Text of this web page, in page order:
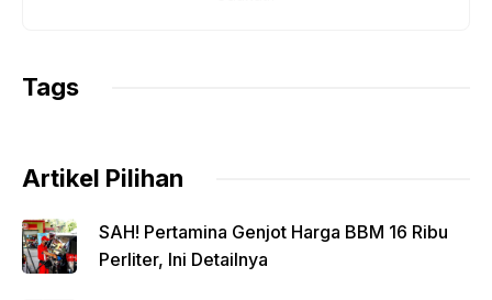
Tags
Artikel Pilihan
SAH! Pertamina Genjot Harga BBM 16 Ribu
Perliter, Ini Detailnya